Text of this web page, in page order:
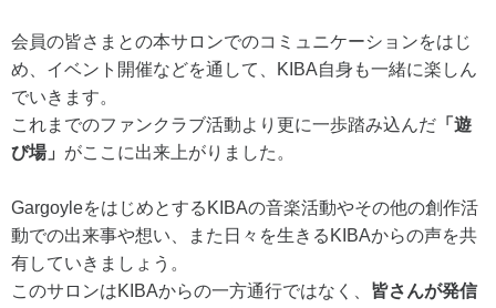
会員の皆さまとの本サロンでのコミュニケーションをはじ
め、イベント開催などを通して、KIBA自身も一緒に楽しん
でいきます。
これまでのファンクラブ活動より更に一歩踏み込んだ 「遊
び場」 がここに出来上がりました。
GargoyleをはじめとするKIBAの音楽活動やその他の創作活
動での出来事や想い、また日々を生きるKIBAからの声を共
有していきましょう。
このサロンはKIBAからの一方通行ではなく、 皆さんが発信